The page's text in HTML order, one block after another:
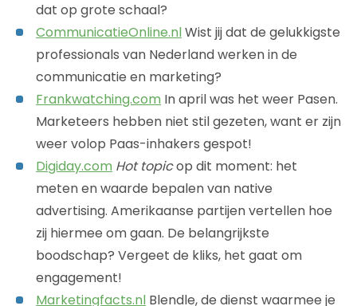
dat op grote schaal?
CommunicatieOnline.nlWist jij dat de gelukkigste
professionals van Nederland werken in de
communicatie en marketing?
Frankwatching.com In april was het weer Pasen.
Marketeers hebben niet stil gezeten, want er zijn
weer volop Paas-inhakers gespot!
Digiday.com Hot topicop dit moment: het
meten en waarde bepalen van native
advertising. Amerikaanse partijen vertellen hoe
zij hiermee om gaan. De belangrijkste
boodschap? Vergeet de kliks, het gaat om
engagement!
Marketingfacts.nl Blendle, de dienst waarmee je